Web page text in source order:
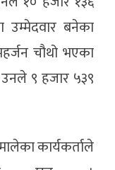
उम्मेदवार बनेका
चौथो भएका
९ हजार ५३९
कार्यकर्ताले